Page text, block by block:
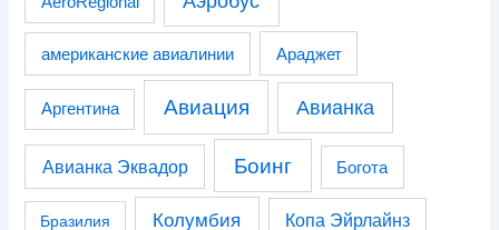
американские авиалинии Араджет
Аргентина Авиация Авианка
Авианка Эквадор Боинг Богота
Бразилия Колумбия Копа Эйрлайнз